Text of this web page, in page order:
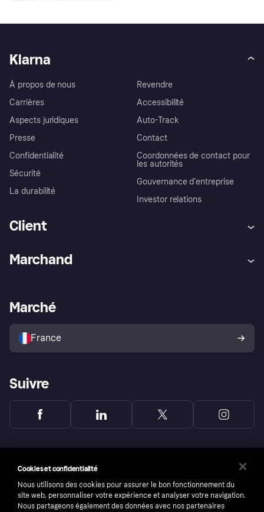
Klarna
À propos de nous
Carrières
Aspects juridiques
Presse
Confidentialité
Sécurité
La durabilité
Revendre
Accessibilité
Auto-Track
Contact
Coordonnées de contact pour
les autorités
Gouvernance d’entreprise
Investor relations
Client
Explorez les magasins
Politique de protection de
l’acheteur Klarna
Marchand
Portail Marchand
Marché
France
Suivre
Cookies et confidentialité
Nous utilisons des cookies pour assurer le bon fonctionnement du
site web, personnaliser votre expérience et analyser votre navigation.
Nous partageons également des données avec nos partenaires